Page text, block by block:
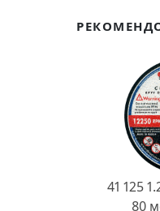
Пробка
Ковш
Огнеупорная SiC
41 125
80